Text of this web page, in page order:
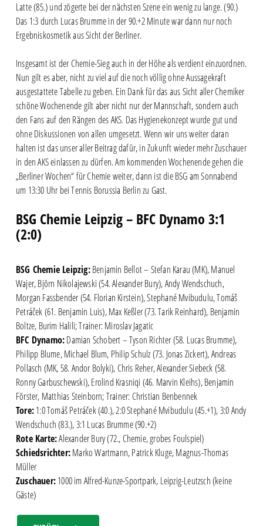
Latte (85.) und zögerte bei der nächsten Szene ein wenig zu lange. (90.)
Das 1:3 durch Lucas Brumme in der 90.+2 Minute war dann nur noch
Ergebniskosmetik aus Sicht der Berliner.
Insgesamt ist der Chemie-Sieg auch in der Höhe als verdient einzuordnen.
Nun gilt es aber, nicht zu viel auf die noch völlig ohne Aussagekraft
ausgestattete Tabelle zu geben. Ein Dank für das aus Sicht aller Chemiker
schöne Wochenende gilt aber nicht nur der Mannschaft, sondern auch
den Fans auf den Rängen des AKS. Das Hygienekonzept wurde gut und
ohne Diskussionen von allen umgesetzt. Wenn wir uns weiter daran
halten ist das unser aller Beitrag dafür, in Zukunft wieder mehr Zuschauer
in den AKS einlassen zu dürfen. Am kommenden Wochenende gehen die
„Berliner Wochen“ für Chemie weiter, dann ist die BSG am Sonnabend
um 13:30 Uhr bei Tennis Borussia Berlin zu Gast.
BSG Chemie Leipzig – BFC Dynamo 3:1
(2:0)
BSG Chemie Leipzig:Benjamin Bellot – Stefan Karau (MK), Manuel
Wajer, Björn Nikolajewski (54. Alexander Bury), Andy Wendschuch,
Morgan Fassbender (54. Florian Kirstein), Stephané Mvibudulu, Tomáš
Petráček (61. Benjamin Luis), Max Keßler (73. Tarik Reinhard), Benjamin
Boltze, Burim Halili; Trainer: Miroslav Jagatic
BFC Dynamo:Damian Schobert – Tyson Richter (58. Lucas Brumme),
Philipp Blume, Michael Blum, Philip Schulz (73. Jonas Zickert), Andreas
Pollasch (MK, 58. Andor Bolyki), Chris Reher, Alexander Siebeck (58.
Ronny Garbuschewski), Erolind Krasniqi (46. Marvin Kleihs), Benjamin
Förster, Matthias Steinborn; Trainer: Christian Benbennek
Tore:1:0 Tomáš Petráček (40.), 2:0 Stephané Mvibudulu (45.+1), 3:0 Andy
Wendschuch (83.), 3:1 Lucas Brumme (90.+2)
Rote Karte:Alexander Bury (72., Chemie, grobes Foulspiel)
Schiedsrichter:Marko Wartmann, Patrick Kluge, Magnus-Thomas
Müller
Zuschauer:1000 im Alfred-Kunze-Sportpark, Leipzig-Leutzsch (keine
Gäste)